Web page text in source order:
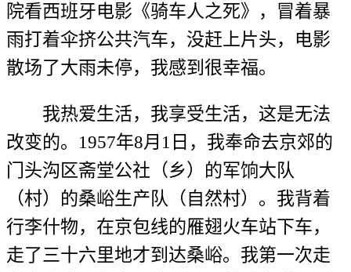
院看西班牙电影《骑车人之死》，冒着暴
雨打着伞挤公共汽车，没赶上片头，电影
散场了大雨未停，我感到很幸福。
我热爱生活，我享受生活，这是无法
改变的。1957年8月1日，我奉命去京郊的
门头沟区斋堂公社（乡）的军饷大队
（村）的桑峪生产队（自然村）。我背着
行李什物，在京包线的雁翅火车站下车，
走了三十六里地才到达桑峪。我第一次走